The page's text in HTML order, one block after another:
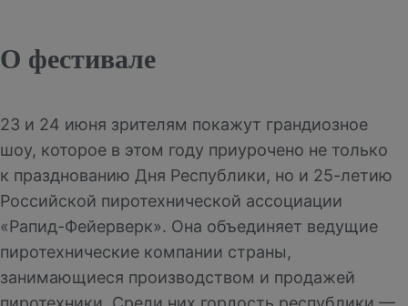
О фестивале
23 и 24 июня зрителям покажут грандиозное
шоу, которое в этом году приурочено не только
к празднованию Дня Республики, но и 25-летию
Российской пиротехнической ассоциации
«Рапид-Фейерверк». Она объединяет ведущие
пиротехнические компании страны,
занимающиеся производством и продажей